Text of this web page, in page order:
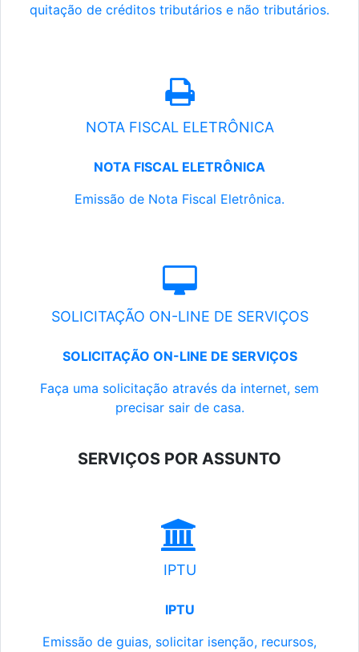
quitação de créditos tributários e não tributários.
NOTA FISCAL ELETRÔNICA
NOTA FISCAL ELETRÔNICA
Emissão de Nota Fiscal Eletrônica.
SOLICITAÇÃO ON-LINE DE SERVIÇOS
SOLICITAÇÃO ON-LINE DE SERVIÇOS
Faça uma solicitação através da internet, sem
precisar sair de casa.
SERVIÇOS POR ASSUNTO
IPTU
IPTU
Emissão de guias, solicitar isenção, recursos,